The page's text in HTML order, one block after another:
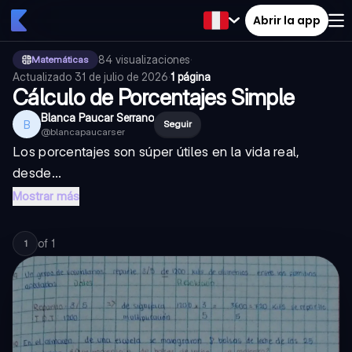
Abrir la app
Matemáticas 84 visualizaciones·
Actualizado 31 de julio de 2026·1 página
Cálculo de Porcentajes Simple
B Blanca Paucar Serrano
@blancapaucarser
Seguir
Los porcentajes son súper útiles en la vida real,
desde...
Mostrar más
1 of 1